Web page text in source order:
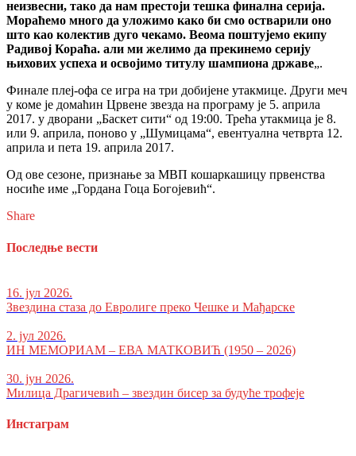
неизвесни, тако да нам престоји тешка финална серија.
Мораћемо много да уложимо како би смо остварили оно
што као колектив дуго чекамо. Веома поштујемо екипу
Радивој Кораћа. али ми желимо да прекинемо серију
њихових успеха и освојимо титулу шампиона државе„.
Финале плеј-офа се игра на три добијене утакмице. Други меч
у коме је домаћин Црвене звезда на програму је 5. априла
2017. у дворани „Баскет сити“ од 19:00. Трећа утакмица је 8.
или 9. априла, поново у „Шумицама“, евентуална четврта 12.
априла и пета 19. априла 2017.
Од ове сезоне, признање за МВП кошаркашицу првенства
носиће име „Гордана Гоца Богојевић“.
Share
Последње вести
16. јул 2026.
Звездина стаза до Евролиге преко Чешке и Мађарске
2. јул 2026.
ИН МЕМОРИАМ – ЕВА МАТКОВИЋ (1950 – 2026)
30. јун 2026.
Милица Драгичевић – звездин бисер за будуће трофеје
Инстаграм